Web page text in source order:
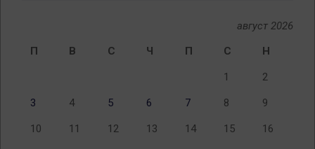
август 2026
П
В С Ч П С Н
1 2
3 4 5 6 7 8 9
10 11 12 13 14 15 16